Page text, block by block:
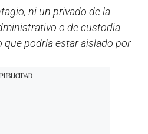
ni un privado de la
o de custodia
que podría estar aislado por